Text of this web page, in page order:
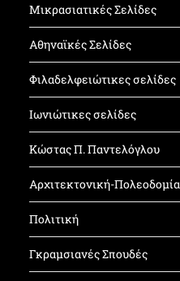
Μικρασιατικές Σελίδες
Αθηναϊκές Σελίδες
Φιλαδελφειώτικες σελίδες
Ιωνιώτικες σελίδες
Κώστας Π. Παντελόγλου
Αρχιτεκτονική-Πολεοδομία
Πολιτική
Γκραμσιανές Σπουδές